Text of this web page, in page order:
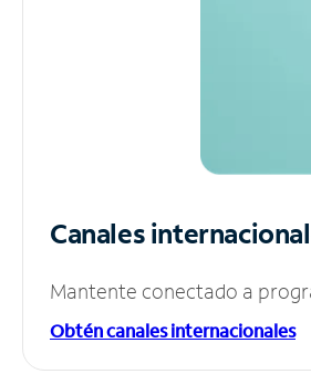
Canales
Mantente conectado a
Obtén canales internacionales